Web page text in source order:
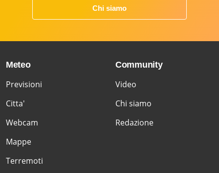
Chi siamo
Meteo
Previsioni
Citta'
Webcam
Mappe
Terremoti
Community
Video
Chi siamo
Redazione